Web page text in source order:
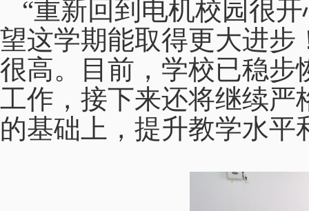
“重新回到电机校园很
望这学期能取得更大进步
很高。目前，学校已稳步
工作，接下来还将继续严
的基础上，提升教学水平